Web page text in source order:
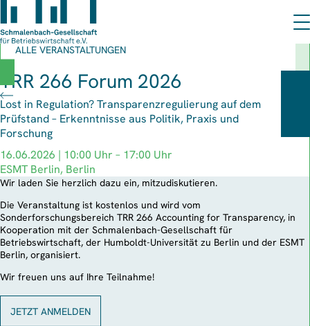
ALLE VERANSTALTUNGEN
TRR 266 Forum 2026
Lost in Regulation? Transparenzregulierung auf dem
Prüfstand – Erkenntnisse aus Politik, Praxis und
Forschung
16.06.2026 | 10:00 Uhr – 17:00 Uhr
ESMT Berlin, Berlin
Wir laden Sie herzlich dazu ein, mitzudiskutieren.
Die Veranstaltung ist kostenlos und wird vom
Sonderforschungsbereich TRR 266 Accounting for Transparency, in
Kooperation mit der Schmalenbach-Gesellschaft für
Betriebswirtschaft, der Humboldt-Universität zu Berlin und der ESMT
Berlin, organisiert.
Wir freuen uns auf Ihre Teilnahme!
JETZT ANMELDEN